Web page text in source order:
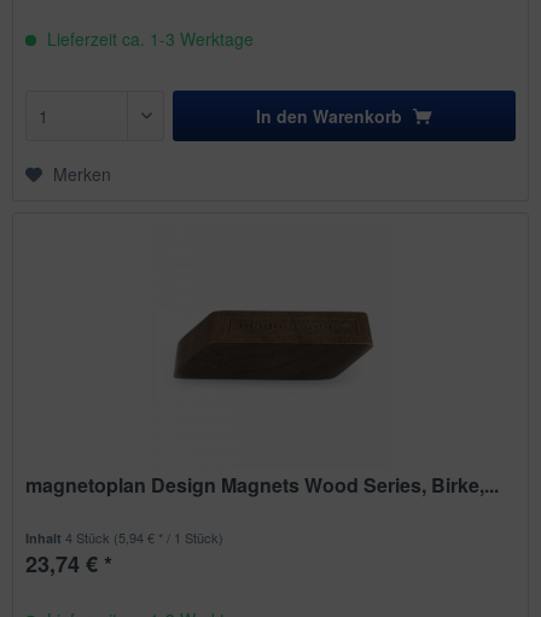
Lieferzeit ca. 1-3 Werktage
In den Warenkorb
Merken
magnetoplan Design Magnets Wood Series, Birke,...
Inhalt4 Stück (5,94 € * / 1 Stück)
23,74 € *